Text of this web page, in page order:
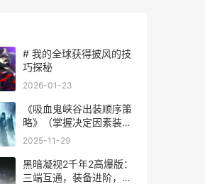
# 我的全球获得披风的技
巧探秘
2026-01-23
《吸血鬼峡谷出装顺序策
略》（掌握决定因素装
备，统治战场） 吸血鬼全
2025-11-29
黑暗凝视2千年2高爆版：
三端互通，装备进阶，副